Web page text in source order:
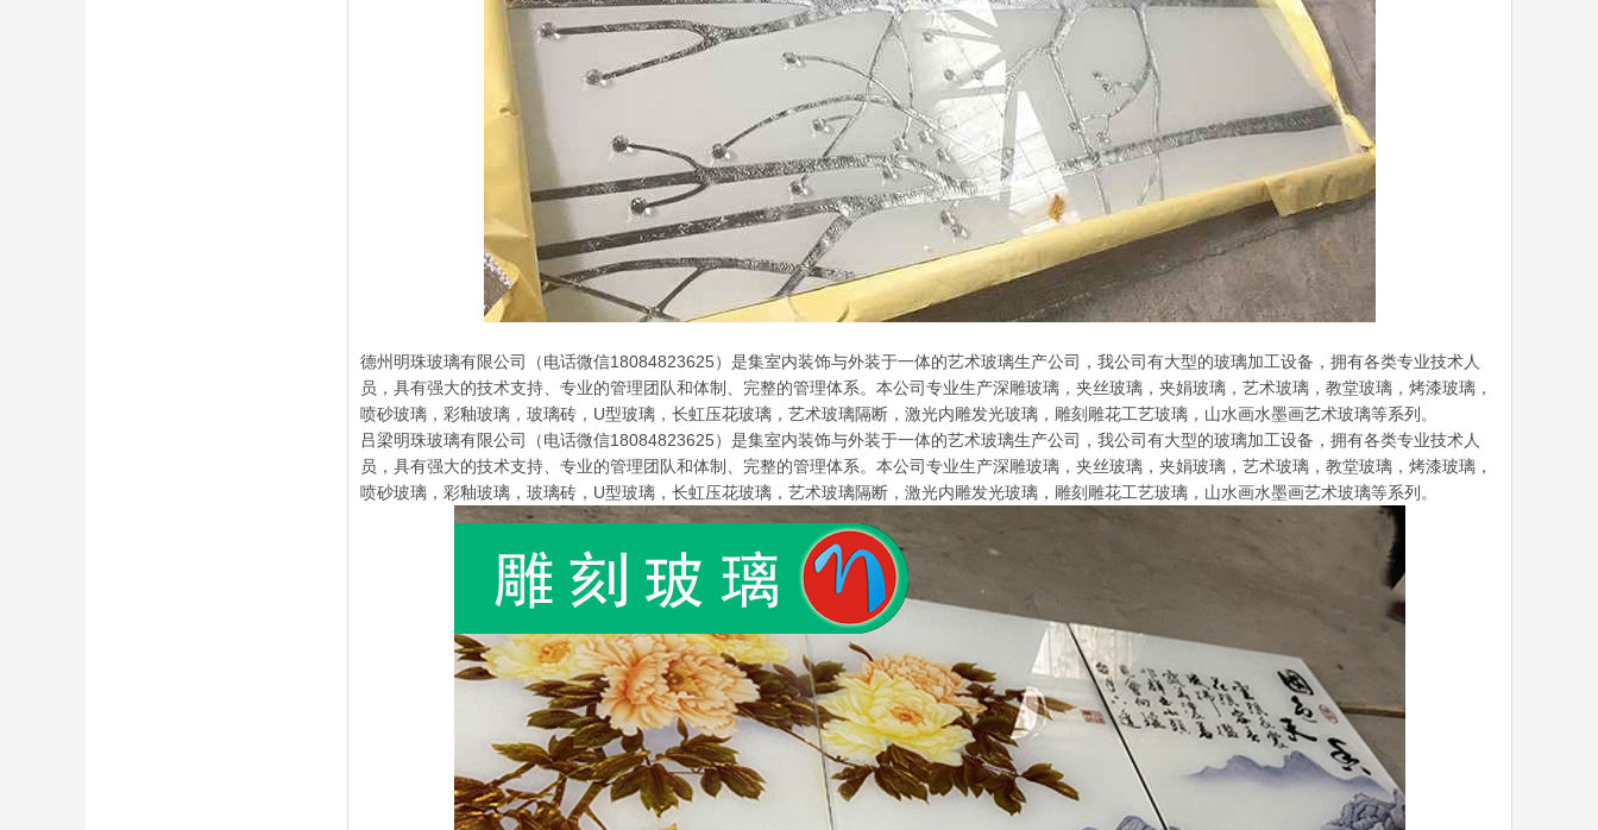
德州明珠玻璃有限公司（电话微信18084823625）是集室内装饰与外装于一体的艺术玻璃生产公司，我公司有大型的玻璃加工设备，拥有各类专业技术人
员，具有强大的技术支持、专业的管理团队和体制、完整的管理体系。本公司专业生产深雕玻璃，夹丝玻璃，夹娟玻璃，艺术玻璃，教堂玻璃，烤漆玻璃，
喷砂玻璃，彩釉玻璃，玻璃砖，U型玻璃，长虹压花玻璃，艺术玻璃隔断，激光内雕发光玻璃，雕刻雕花工艺玻璃，山水画水墨画艺术玻璃等系列。
吕梁明珠玻璃有限公司（电话微信18084823625）是集室内装饰与外装于一体的艺术玻璃生产公司，我公司有大型的玻璃加工设备，拥有各类专业技术人
员，具有强大的技术支持、专业的管理团队和体制、完整的管理体系。本公司专业生产深雕玻璃，夹丝玻璃，夹娟玻璃，艺术玻璃，教堂玻璃，烤漆玻璃，
喷砂玻璃，彩釉玻璃，玻璃砖，U型玻璃，长虹压花玻璃，艺术玻璃隔断，激光内雕发光玻璃，雕刻雕花工艺玻璃，山水画水墨画艺术玻璃等系列。